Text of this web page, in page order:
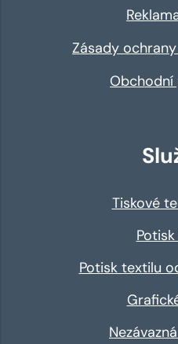
Zásady
Tiskové
Potisk textilu